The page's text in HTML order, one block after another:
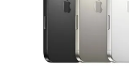
用特殊有機分子吸收人眼不可見
將能量導向面板邊緣的太陽能電
讓窗戶在發電的同時，仍能保持